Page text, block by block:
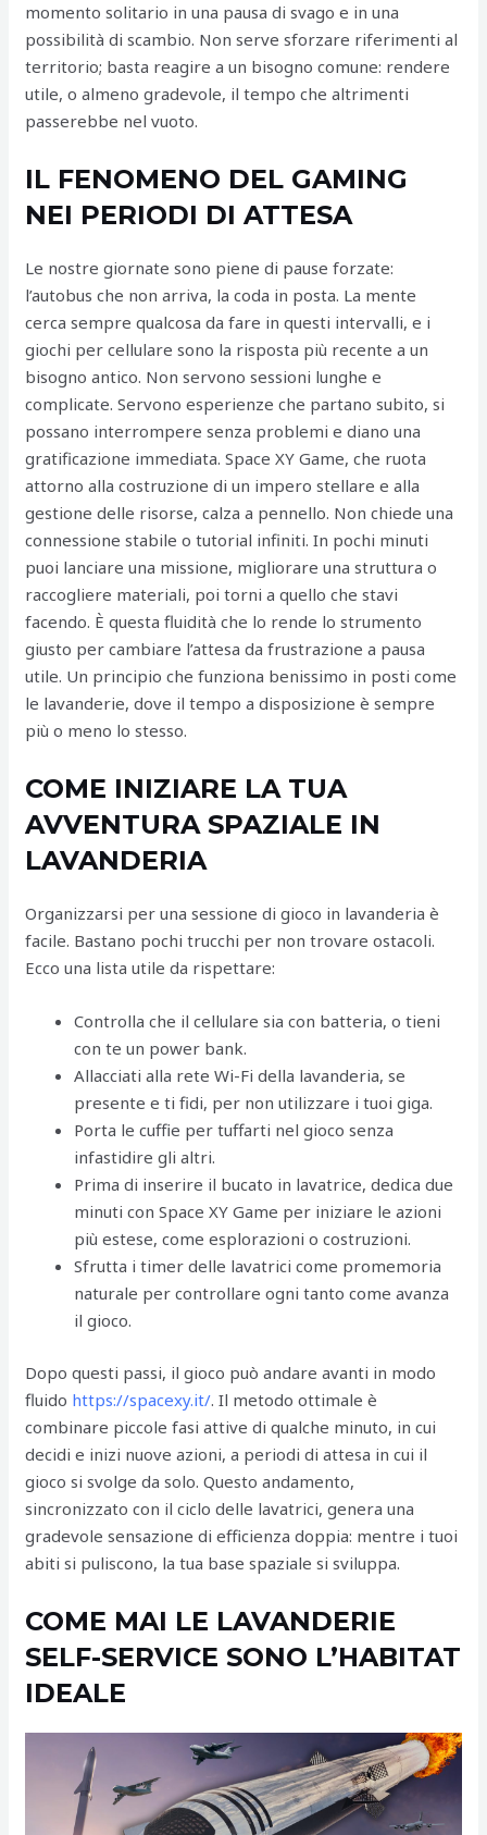
momento solitario in una pausa di svago e in una
possibilità di scambio. Non serve sforzare riferimenti al
territorio; basta reagire a un bisogno comune: rendere
utile, o almeno gradevole, il tempo che altrimenti
passerebbe nel vuoto.
IL FENOMENO DEL GAMING
NEI PERIODI DI ATTESA
Le nostre giornate sono piene di pause forzate:
l’autobus che non arriva, la coda in posta. La mente
cerca sempre qualcosa da fare in questi intervalli, e i
giochi per cellulare sono la risposta più recente a un
bisogno antico. Non servono sessioni lunghe e
complicate. Servono esperienze che partano subito, si
possano interrompere senza problemi e diano una
gratificazione immediata. Space XY Game, che ruota
attorno alla costruzione di un impero stellare e alla
gestione delle risorse, calza a pennello. Non chiede una
connessione stabile o tutorial infiniti. In pochi minuti
puoi lanciare una missione, migliorare una struttura o
raccogliere materiali, poi torni a quello che stavi
facendo. È questa fluidità che lo rende lo strumento
giusto per cambiare l’attesa da frustrazione a pausa
utile. Un principio che funziona benissimo in posti come
le lavanderie, dove il tempo a disposizione è sempre
più o meno lo stesso.
COME INIZIARE LA TUA
AVVENTURA SPAZIALE IN
LAVANDERIA
Organizzarsi per una sessione di gioco in lavanderia è
facile. Bastano pochi trucchi per non trovare ostacoli.
Ecco una lista utile da rispettare:
Controlla che il cellulare sia con batteria, o tieni
con te un power bank.
Allacciati alla rete Wi-Fi della lavanderia, se
presente e ti fidi, per non utilizzare i tuoi giga.
Porta le cuffie per tuffarti nel gioco senza
infastidire gli altri.
Prima di inserire il bucato in lavatrice, dedica due
minuti con Space XY Game per iniziare le azioni
più estese, come esplorazioni o costruzioni.
Sfrutta i timer delle lavatrici come promemoria
naturale per controllare ogni tanto come avanza
il gioco.
Dopo questi passi, il gioco può andare avanti in modo
fluido https://spacexy.it/. Il metodo ottimale è
combinare piccole fasi attive di qualche minuto, in cui
decidi e inizi nuove azioni, a periodi di attesa in cui il
gioco si svolge da solo. Questo andamento,
sincronizzato con il ciclo delle lavatrici, genera una
gradevole sensazione di efficienza doppia: mentre i tuoi
abiti si puliscono, la tua base spaziale si sviluppa.
COME MAI LE LAVANDERIE
SELF-SERVICE SONO L’HABITAT
IDEALE